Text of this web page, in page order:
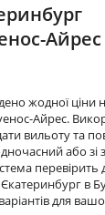
жодної ціни
Айрес.
вильоту та
або
перевірить
в
для